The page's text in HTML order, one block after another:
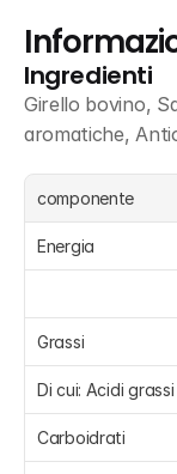
Ingredienti
Girello bovino,
aromatiche,
componente
Energia
Grassi
Di cui: Acidi
Carboidrati